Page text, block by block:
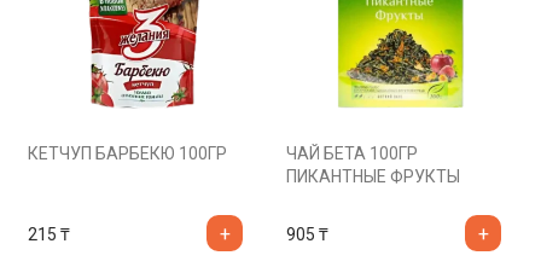
КЕТЧУП БАРБЕКЮ 100ГР
215 ₸
ЧАЙ БЕТА 100ГР
ПИКАНТНЫЕ ФРУКТЫ
905 ₸